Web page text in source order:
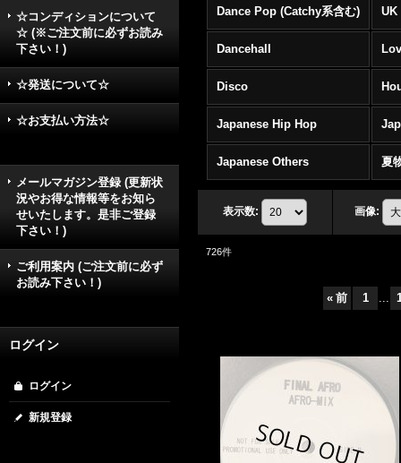
☆コンディションについて
☆ (※ご注文前に必ずお読み
下さい！)
☆発送について☆
☆お支払い方法☆
メールマガジン登録 (更新状
況やお得な情報等をお知ら
せいたします。是非ご登録
下さい！)
ご利用案内 (ご注文前に必ず
お読み下さい！)
ログイン
ログイン
新規登録
Dance Pop (Catchy系含む) UK
Dancehall
Disco
Japanese Hip Hop
Japanese Others 夏
表示数: 画像:
726件
« 前 1 ...